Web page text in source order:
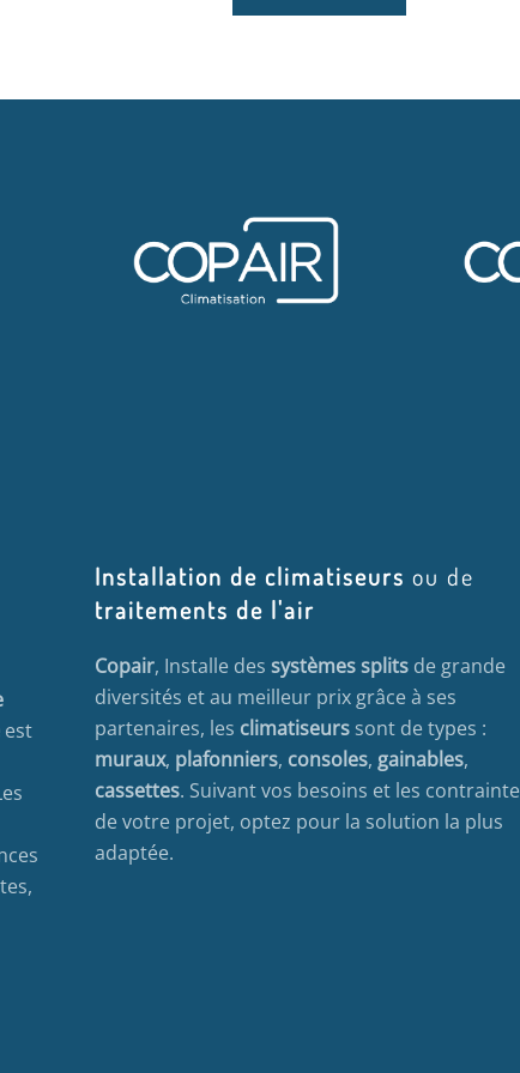
est
Installation de climatiseurs ou de
traitements de l'air
Copair, Installe des systèmes splits de grande
diversités et au meilleur prix grâce à ses
partenaires, les climatiseurs sont de types :
muraux, plafonniers, consoles, gainables,
cassettes. Suivant vos besoins et les
de votre projet, optez pour la solution la plus
adaptée.